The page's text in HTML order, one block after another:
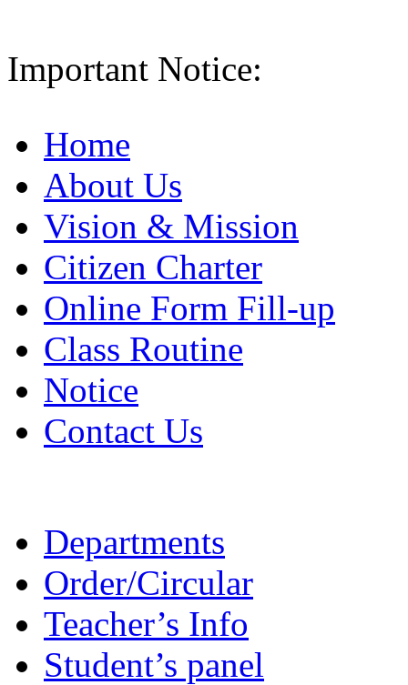
Important Notice:
Home
About Us
Vision & Mission
Citizen Charter
Online Form Fill-up
Class Routine
Notice
Contact Us
Departments
Order/Circular
Teacher’s Info
Student’s panel